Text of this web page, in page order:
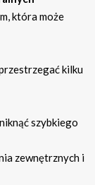
która może
kilku
szybkiego
zewnętrznych i